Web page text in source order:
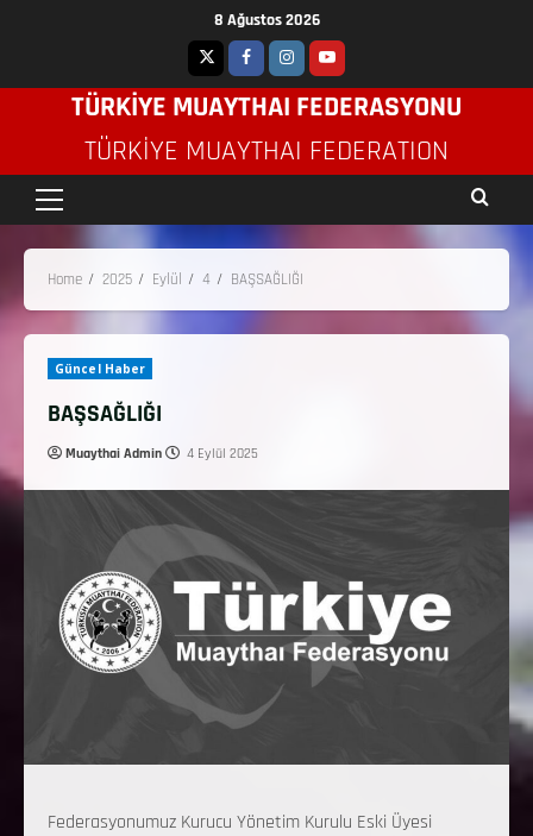
8 Ağustos 2026
TÜRKİYE MUAYTHAI FEDERASYONU
TÜRKIYE MUAYTHAI FEDERATION
Home 2025 Eylül 4 BAŞSAĞLIĞI
Güncel Haber
BAŞSAĞLIĞI
Muaythai Admin 4 Eylül 2025
Federasyonumuz Kurucu Yönetim Kurulu Eski Üyesi